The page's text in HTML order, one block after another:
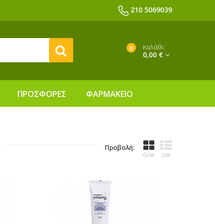
210 5069039
0 Καλάθι:
0,00 €
ΠΡΟΣΦΟΡΕΣ ΦΑΡΜΑΚΕΙΟ
Προβολή:
Grid List